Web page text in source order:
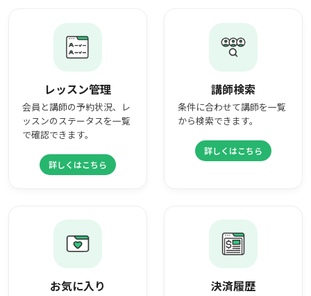
レッスン管理
会員と講師の予約状況、レ
ッスンのステータスを一覧
で確認できます。
詳しくはこちら
講師検索
条件に合わせて講師を一覧
から検索できます。
詳しくはこちら
お気に入り 決済履歴